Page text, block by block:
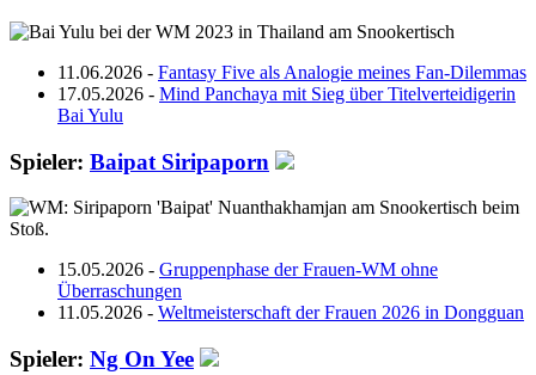
11.06.2026 - Fantasy Five als Analogie meines Fan-Dilemmas
17.05.2026 - Mind Panchaya mit Sieg über Titelverteidigerin
Bai Yulu
Spieler: Baipat Siripaporn
15.05.2026 - Gruppenphase der Frauen-WM ohne
Überraschungen
11.05.2026 - Weltmeisterschaft der Frauen 2026 in Dongguan
Spieler: Ng On Yee